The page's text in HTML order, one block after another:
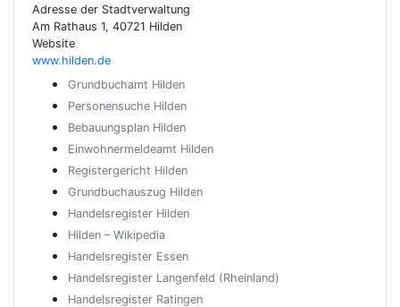
Adresse der Stadtverwaltung
Am Rathaus 1, 40721 Hilden
Website
www.hilden.de
Grundbuchamt Hilden
Personensuche Hilden
Bebauungsplan Hilden
Einwohnermeldeamt Hilden
Registergericht Hilden
Grundbuchauszug Hilden
Handelsregister Hilden
Hilden – Wikipedia
Handelsregister Essen
Handelsregister Langenfeld (Rheinland)
Handelsregister Ratingen